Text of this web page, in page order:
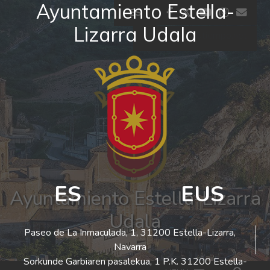
Ayuntamiento Estella-
Lizarra Udala
ES EUS
Paseo de La Inmaculada, 1, 31200 Estella-Lizarra,
Navarra
Sorkunde Garbiaren pasalekua, 1 P.K. 31200 Estella-
Ir al contenido ES facebook
twitter
youtube
El tiempo - Tutiempo.net
Ayuntamiento Estella-Lizarra
Udala